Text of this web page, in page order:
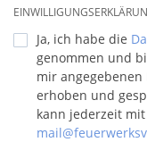
Ja, ich habe die
genommen und
mir
erhoben und
kann jederzeit